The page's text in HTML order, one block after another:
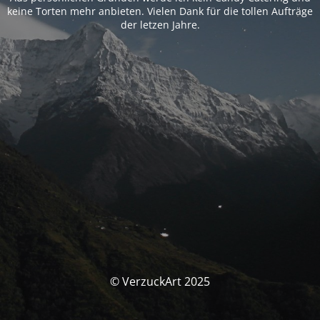
keine Torten mehr anbieten. Vielen Dank für die tollen Aufträge
der letzen Jahre.
© VerzuckArt 2025